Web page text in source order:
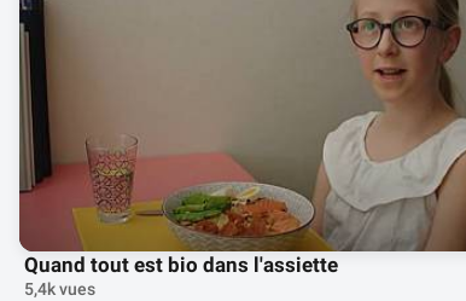
Quand tout est bio dans l'assiette
5,4k vues